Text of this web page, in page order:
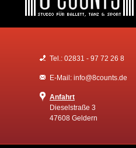
Tel.: 02831 - 97 72 26 8
E-Mail: info@8counts.de
Anfahrt
Dieselstraße 3
47608 Geldern